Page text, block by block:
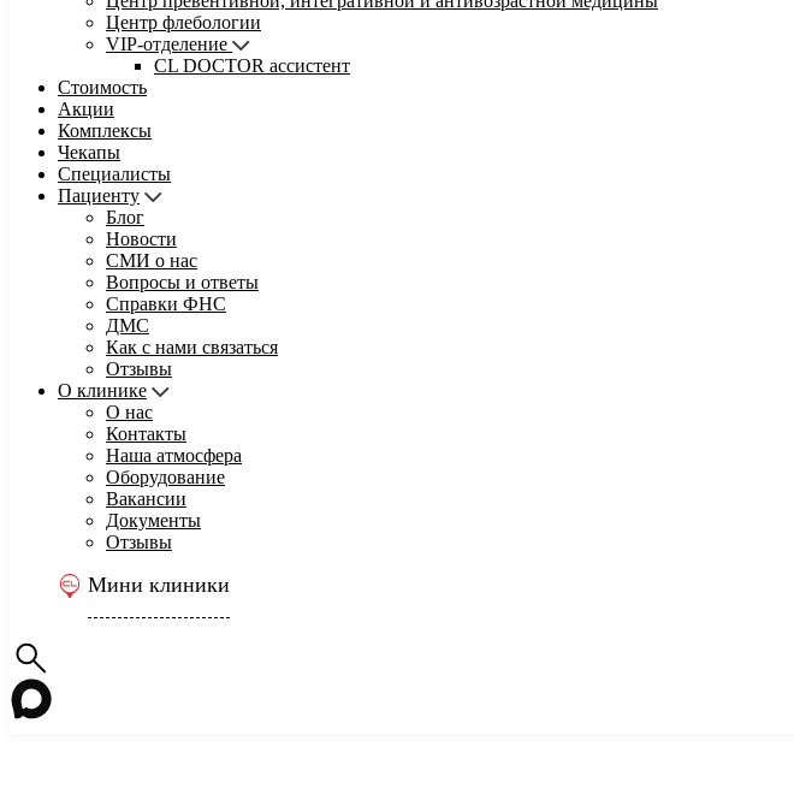
Центр флебологии
VIP-отделение
CL DOCTOR ассистент
Стоимость
Акции
Комплексы
Чекапы
Специалисты
Пациенту
Блог
Новости
СМИ о нас
Вопросы и ответы
Справки ФНС
ДМС
Как с нами связаться
Отзывы
О клинике
О нас
Контакты
Наша атмосфера
Оборудование
Вакансии
Документы
Отзывы
Мини клиники